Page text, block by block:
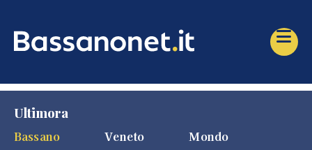
Ultimora
Bassano
Veneto Mondo